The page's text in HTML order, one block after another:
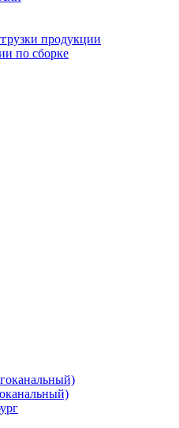
продукции
по сборке